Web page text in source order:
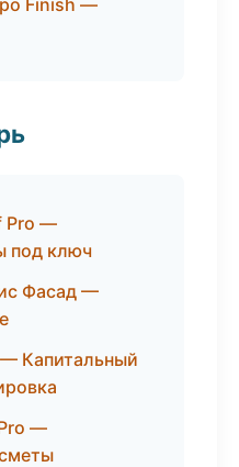
Finish —
Pro —
под ключ
Фасад —
Капитальный
—